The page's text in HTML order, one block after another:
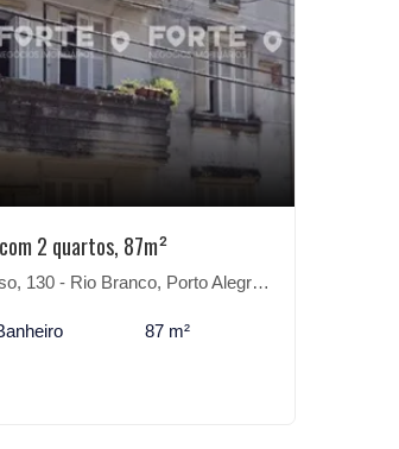
2 quartos, 87m²
130 - Rio Branco, Porto Alegre-RS
87 m²